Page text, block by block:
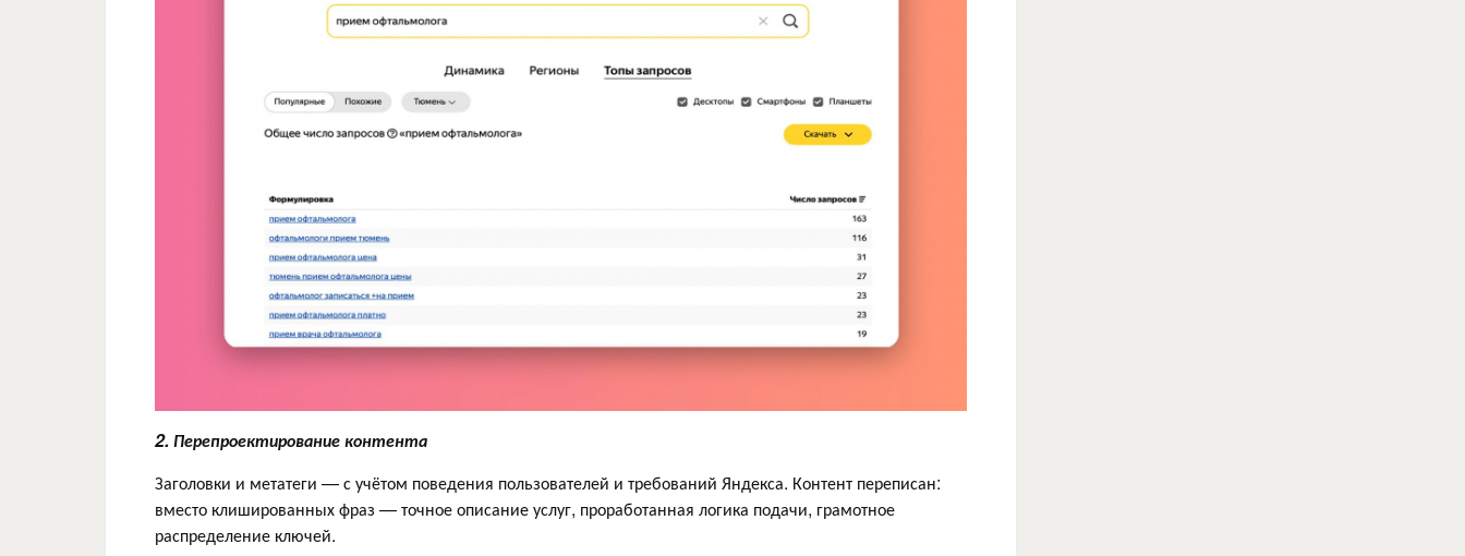
2. Перепроектирование контента
Заголовки и метатеги — с учётом поведения пользователей и требований Яндекса. Контент переписан:
вместо клишированных фраз — точное описание услуг, проработанная логика подачи, грамотное
распределение ключей.